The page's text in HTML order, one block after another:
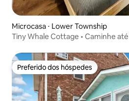
Microcasa ⋅ Lower Township
Tiny Whale Cottage • Caminhe até
Preferido dos hóspedes
Preferido dos hóspedes